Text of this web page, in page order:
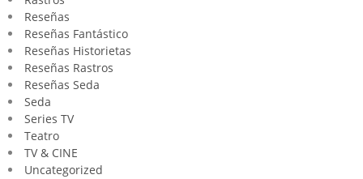
Reseñas
Reseñas Fantástico
Reseñas Historietas
Reseñas Rastros
Reseñas Seda
Seda
Series TV
Teatro
TV & CINE
Uncategorized